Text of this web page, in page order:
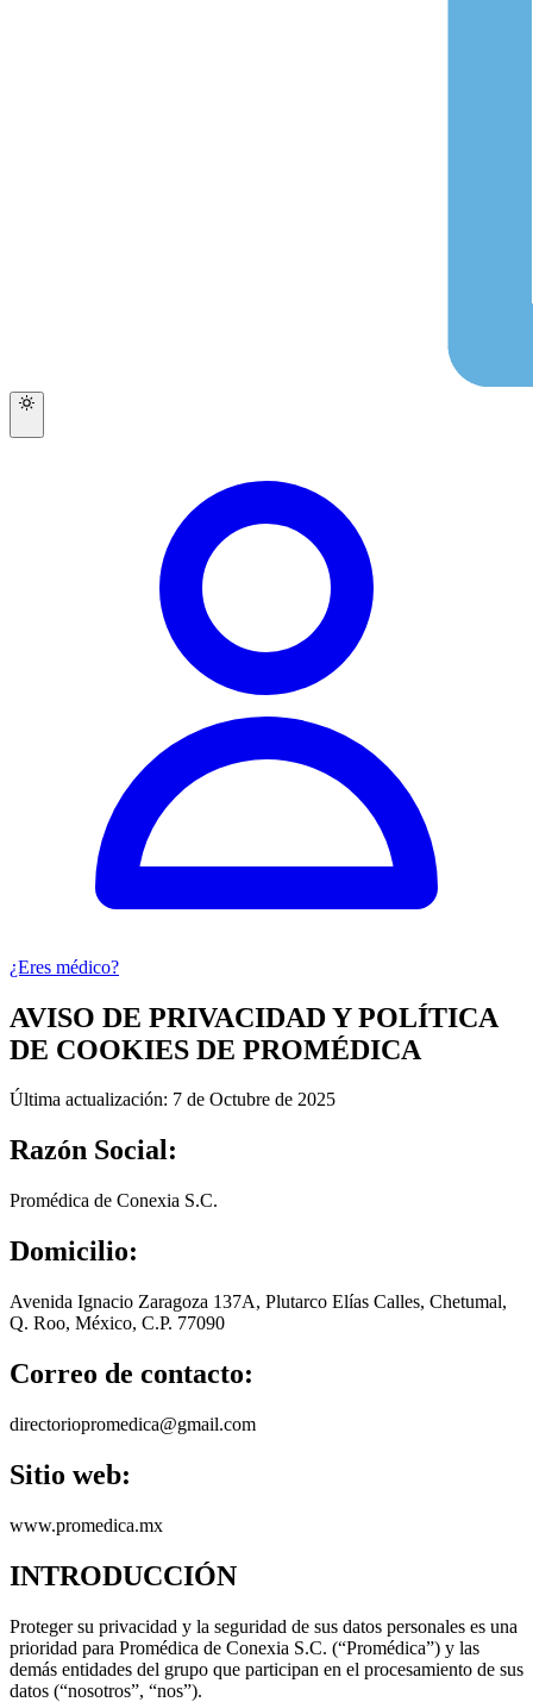
¿Eres médico?
AVISO DE PRIVACIDAD Y POLÍTICA
DE COOKIES DE PROMÉDICA
Última actualización: 7 de Octubre de 2025
Razón Social:
Promédica de Conexia S.C.
Domicilio:
Avenida Ignacio Zaragoza 137A, Plutarco Elías Calles, Chetumal,
Q. Roo, México, C.P. 77090
Correo de contacto:
directoriopromedica@gmail.com
Sitio web:
www.promedica.mx
INTRODUCCIÓN
Proteger su privacidad y la seguridad de sus datos personales es una
prioridad para Promédica de Conexia S.C. (“Promédica”) y las
demás entidades del grupo que participan en el procesamiento de sus
datos (“nosotros”, “nos”).